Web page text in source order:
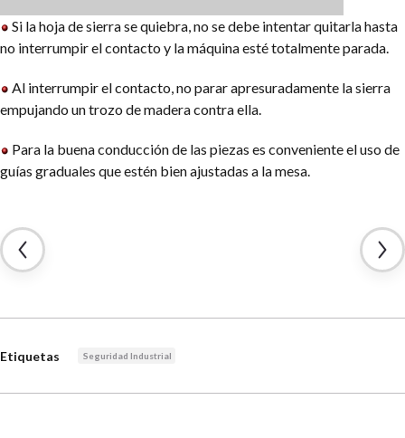
Si la hoja de sierra se quiebra, no se debe intentar quitarla hasta
no interrumpir el contacto y la máquina esté totalmente parada.
Al interrumpir el contacto, no parar apresuradamente la sierra
empujando un trozo de madera contra ella.
Para la buena conducción de las piezas es conveniente el uso de
guías graduales que estén bien ajustadas a la mesa.
Etiquetas Seguridad Industrial